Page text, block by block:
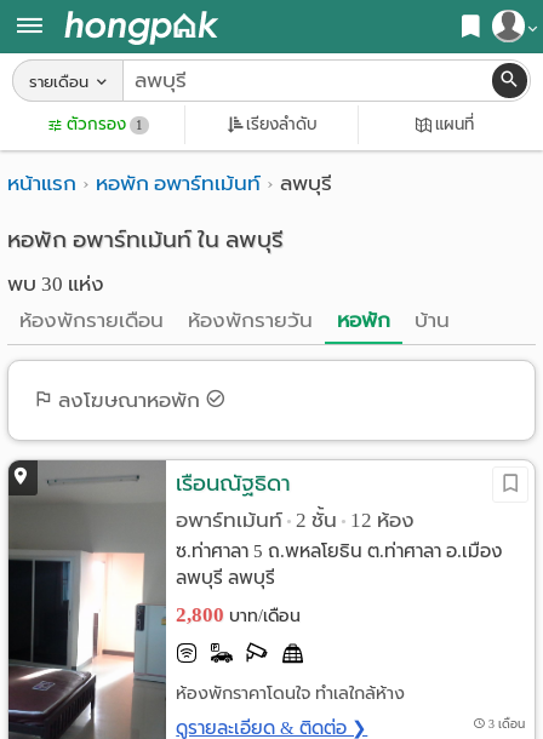
เข้าสู่ระบบ
หน้า
แรก
ค้นหา
หอพัก ใกล้ฉัน
ค้นจากสถานีรถไฟฟ้า
ค้นจากสถานศึกษา
ค้นจากแผนที่
ค้นแบบละเอียด
อ
พาร์
ท
ห้อง
เดือน
ห้อง
พัก
รายเดือน
ตัวกรอง 1 เรียงลำดับ แผนที่
หน้าแรก หอพัก อพาร์ทเม้นท์ ลพบุรี
หอพัก อพาร์ทเม้นท์ ใน ลพบุรี
พบ 30 แห่ง
ห้องพักรายเดือน
ห้องพักรายวัน หอพัก บ้าน
ลงโฆษณาหอพัก
เรือนณัฐธิดา
อพาร์ทเม้นท์ • 2 ชั้น • 12 ห้อง
ซ.ท่าศาลา 5 ถ.พหลโยธิน ต.ท่าศาลา อ.เมือง
ลพบุรี ลพบุรี
2,800 บาท/เดือน
ห้องพักราคาโดนใจ ทำเลใกล้ห้าง
ดูรายละเอียด & ติดต่อ ❯ 3 เดือน